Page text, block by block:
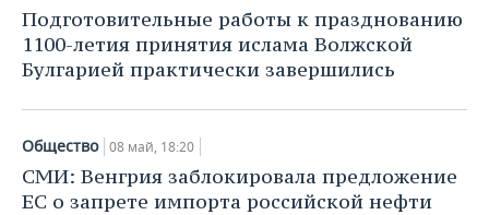
Подготовительные работы к празднованию
1100-летия принятия ислама Волжской
Булгарией практически завершились
Общество 08 май, 18:20
СМИ: Венгрия заблокировала предложение
ЕС о запрете импорта российской нефти